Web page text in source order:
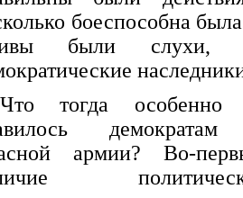
боеспособна
были слухи,
Что тогда особенно
армии? Во-